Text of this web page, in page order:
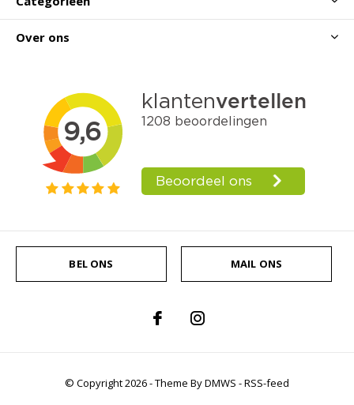
Over ons
BEL ONS MAIL ONS
© Copyright2026- Theme ByDMWS -RSS-feed